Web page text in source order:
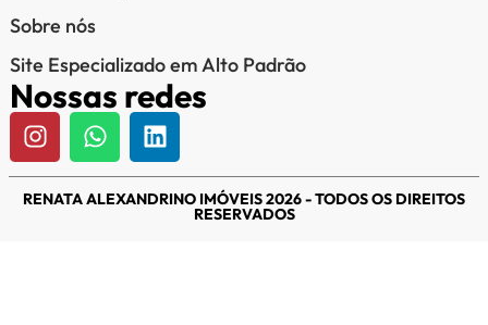
Sobre nós
Site Especializado em Alto Padrão
Nossas redes
RENATA ALEXANDRINO IMÓVEIS 2026 - TODOS OS DIREITOS
RESERVADOS